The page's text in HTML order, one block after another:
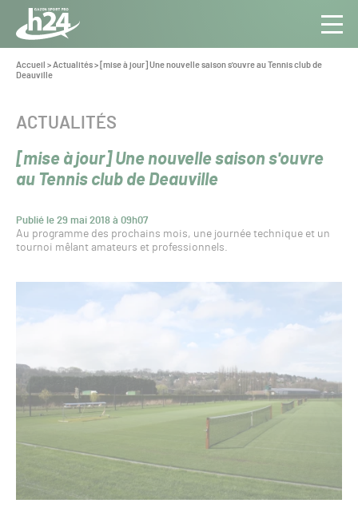
Panneau de gestion des cookies
Aller au contenu
Toute
l’info
du Gazon
Vous
êtes
Accueil >Actualités> [mise à jour] Une nouvelle saison s'ouvre au Tennis club de
Deauville
[mise à jour] Une nouvelle saison s'ouvre
au Tennis club de Deauville
Publié le 29 mai 2018 à 09h07
CATÉGORIE :
ACTUALITÉS
Au programme des prochains mois, une journée technique et un
tournoi mêlant amateurs et professionnels.